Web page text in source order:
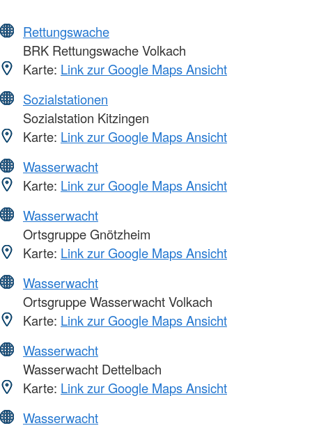
Rettungswache
BRK Rettungswache Volkach
Karte: Link zur Google Maps Ansicht
Sozialstationen
Sozialstation Kitzingen
Karte: Link zur Google Maps Ansicht
Wasserwacht
Karte: Link zur Google Maps Ansicht
Wasserwacht
Ortsgruppe Gnötzheim
Karte: Link zur Google Maps Ansicht
Wasserwacht
Ortsgruppe Wasserwacht Volkach
Karte: Link zur Google Maps Ansicht
Wasserwacht
Wasserwacht Dettelbach
Karte: Link zur Google Maps Ansicht
Wasserwacht